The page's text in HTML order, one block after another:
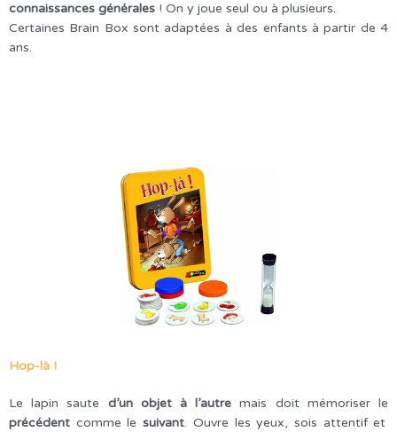
connaissances générales ! On y joue seul ou à plusieurs.
Certaines Brain Box sont adaptées à des enfants à partir de 4
ans.
Hop-là !
Le lapin saute d’un objet à l’autremais doit mémoriser le
précédent comme lesuivant. Ouvre les yeux, sois attentif et